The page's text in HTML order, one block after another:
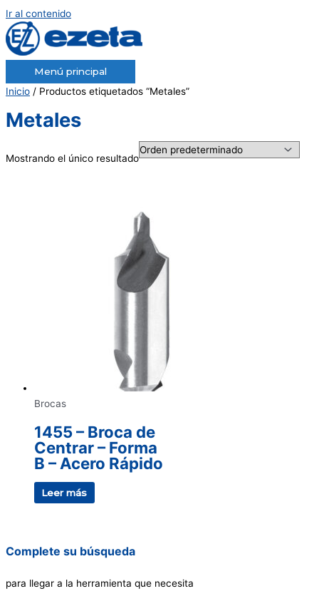
Ir al contenido
Menú principal
Inicio / Productos etiquetados “Metales”
Metales
Mostrando el único resultado
Brocas
1455 – Broca de
Centrar – Forma
B – Acero Rápido
Leer más
Complete su búsqueda
para llegar a la herramienta que necesita